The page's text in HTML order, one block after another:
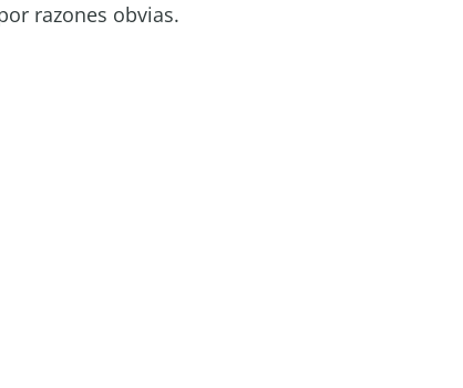
razones obvias.